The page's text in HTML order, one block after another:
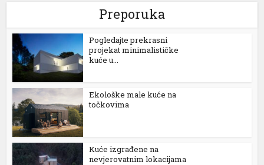
Preporuka
Pogledajte prekrasni
projekat minimalističke
kuće u...
Ekološke male kuće na
točkovima
Kuće izgrađene na
nevjerovatnim lokacijama